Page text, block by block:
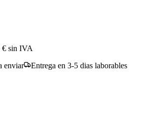
€ sin IVA
enviar
Entrega en 3-5 dias laborables